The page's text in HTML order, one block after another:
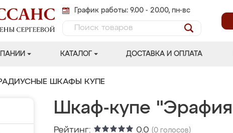
График работы: 9.00 - 20.00, пн-вс
КАТАЛОГ ДОСТАВКА И ОПЛАТА
ШКАФЫ КУПЕ
Шкаф-купе
Рейтинг: 0.0 (0 голосов)